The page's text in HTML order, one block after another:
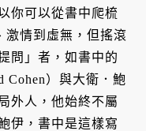
你可以從書中爬梳
激情到虛無，但搖滾
問」者，如書中的
Cohen）與大衛．鮑
外人，他始終不屬
伊，書中是這樣寫